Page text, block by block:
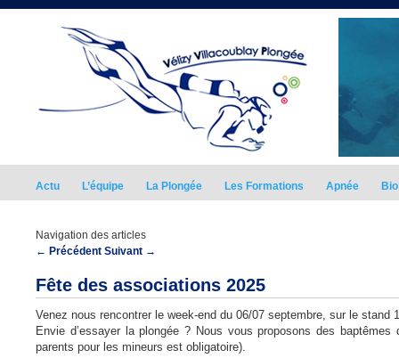
Actu L’équipe La Plongée Les Formations Apnée Bio
Navigation des articles
← Précédent Suivant →
Fête des associations 2025
Venez nous rencontrer le week-end du 06/07 septembre, sur le stand
Envie d’essayer la plongée ? Nous vous proposons des
parents pour les mineurs est obligatoire).